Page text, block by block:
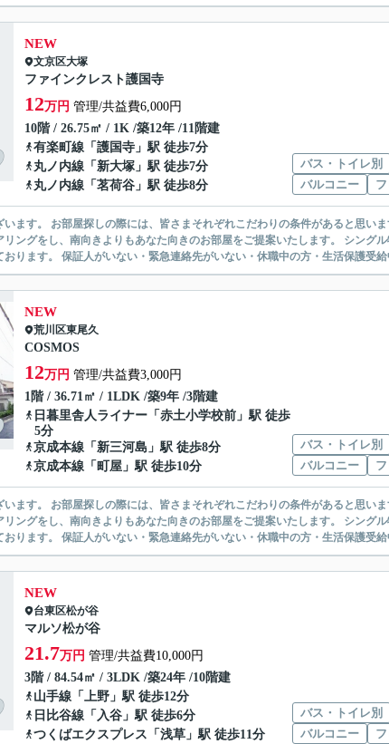
NEW
文京区大塚
ファインクレスト護国寺
12万円 管理/共益費6,000円
10階 / 26.75㎡ / 1K /築12年 /11階建
有楽町線 「 護国寺 」駅 徒歩7分
丸ノ内線 「 新大塚 」駅 徒歩7分
丸ノ内線 「 茗荷谷 」駅 徒歩8分
バス・トイレ別
バルコニー
社では【あなたに１番のお部
きよりもあなた向きのお部屋をご提案いたします。 シングル物件からファミリー物件まで、他には
無い賃貸物件を豊富にご紹介しております。 保証人がいない・緊急連絡先がいない・休職中の方・生活保
NEW
荒川区東尾久
COSMOS
12万円 管理/共益費3,000円
1階 / 36.71㎡ / 1LDK /築9年 /3階建
日暮里舎人ライナー 「 赤土小学校前 」駅 徒歩
5分
京成本線 「 新三河島 」駅 徒歩8分
京成本線 「 町屋 」駅 徒歩10分
バス・トイレ別
バルコニー
社では【あなたに１番のお部
きよりもあなた向きのお部屋をご提案いたします。 シングル物件からファミリー物件まで、他には
無い賃貸物件を豊富にご紹介しております。 保証人がいない・緊急連絡先がいない・休職中の方・生活保
NEW
台東区松が谷
マルソ松が谷
21.7万円 管理/共益費10,000円
3階 / 84.54㎡ / 3LDK /築24年 /10階建
山手線 「 上野 」駅 徒歩12分
日比谷線 「 入谷 」駅 徒歩6分
つくばエクスプレス 「 浅草 」駅 徒歩11分
バス・トイレ別
バルコニー